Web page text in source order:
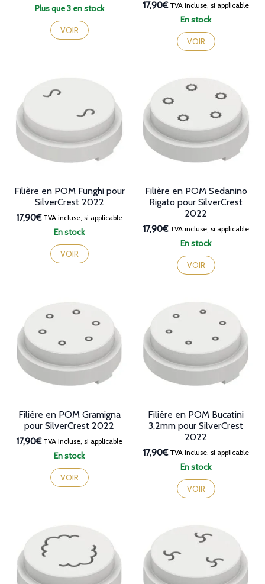
Plus que 3 en stock
VOIR
En stock
17,90€TVA incluse, si applicable
VOIR
En stock
Filière en POM Funghi pour
SilverCrest 2022
17,90€TVA incluse, si applicable
VOIR
En stock
Filière en POM Sedanino
Rigato pour SilverCrest
2022
17,90€TVA incluse, si applicable
VOIR
En stock
Filière en POM Gramigna
pour SilverCrest 2022
17,90€TVA incluse, si applicable
VOIR
En stock
Filière en POM Bucatini
3,2mm pour SilverCrest
2022
17,90€TVA incluse, si applicable
VOIR